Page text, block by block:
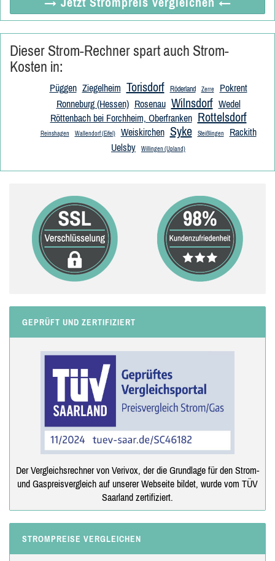
Dieser Strom-Rechner spart auch Strom-
Kosten in:
Püggen Ziegelheim Torisdorf Röderland Zerre
Pokrent
Ronneburg (Hessen) Rosenau Wilnsdorf Wedel
Röttenbach bei Forchheim, Oberfranken Rottelsdorf
Reinshagen Wallendorf (Eifel) Weiskirchen Syke Steißlingen
Rackith
Uelsby
Willingen (Upland)
GEPRÜFT UND ZERTIFIZIERT
Der Vergleichsrechner von Verivox, der die Grundlage für den Strom-
und Gaspreisvergleich auf unserer Webseite bildet, wurde vom TÜV
Saarland zertifiziert.
STROMPREISE VERGLEICHEN